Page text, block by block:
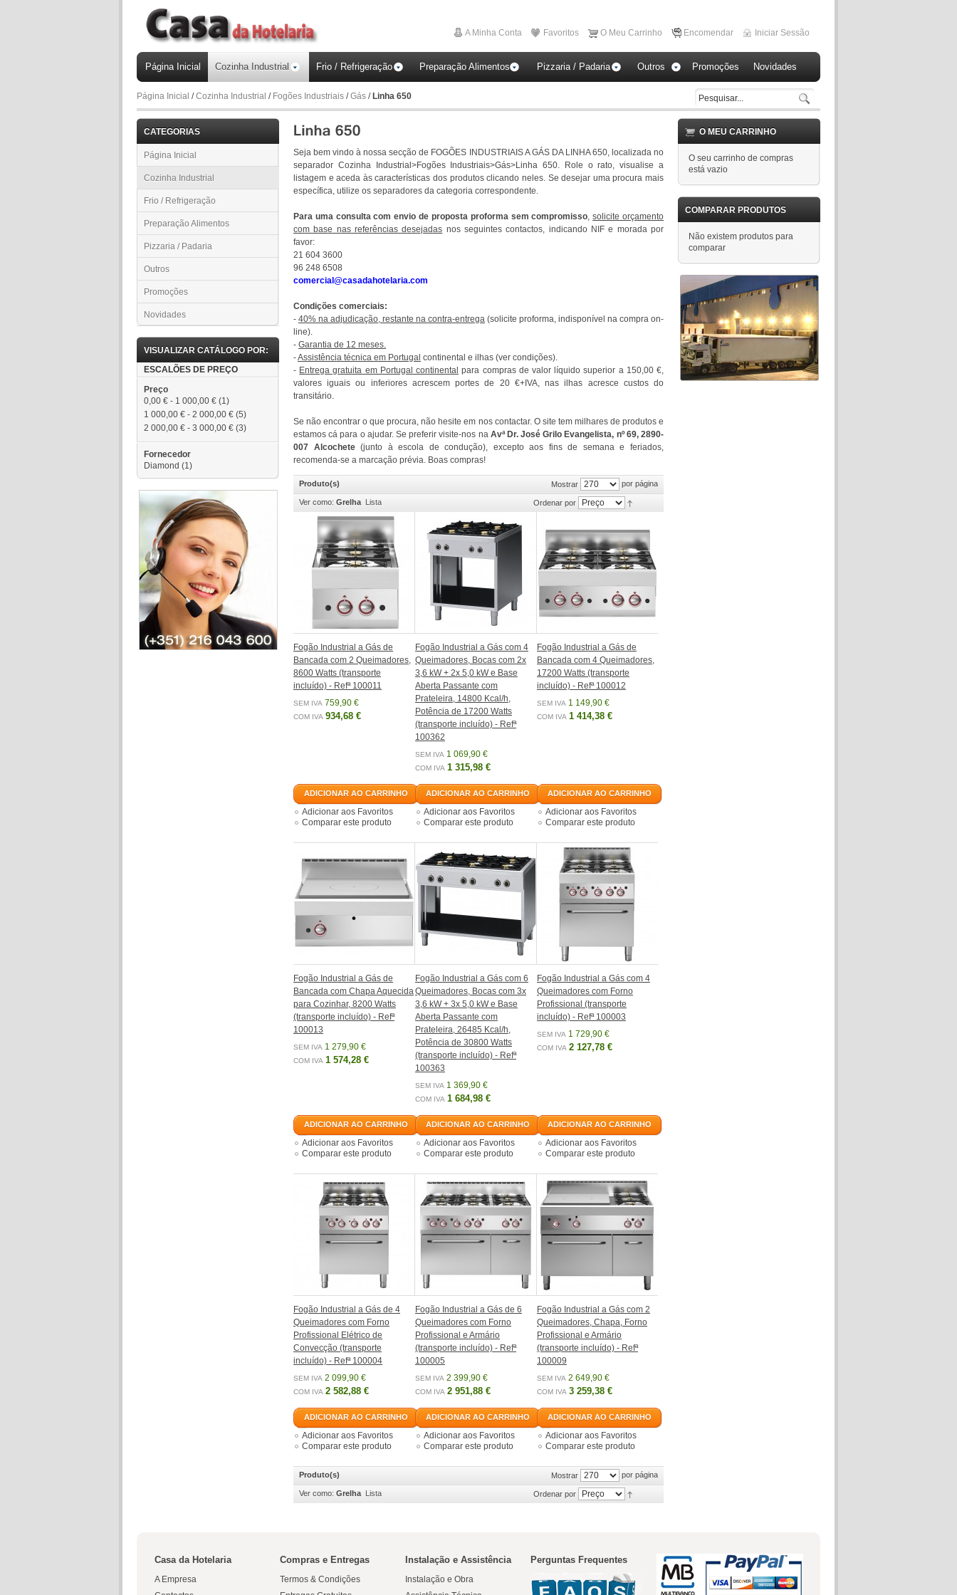
A Minha Conta Favoritos O Meu Carrinho Encomendar Iniciar Sessão
Página Inicial Cozinha Industrial Frio / Refrigeração Preparação Alimentos Pizzaria / Padaria Outros Promoções Novidades
Página Inicial /Cozinha Industrial / Fogões Industriais /Gás / Linha 650
CATEGORIAS
Página Inicial
Cozinha Industrial
Frio / Refrigeração
Preparação Alimentos
Pizzaria / Padaria
Outros
Promoções
Novidades
VISUALIZAR CATÁLOGO POR:
ESCALÕES DE PREÇO
Preço
0,00 € - 1 000,00 € (1)
1 000,00 € - 2 000,00 € (5)
2 000,00 € - 3 000,00 € (3)
Fornecedor
Diamond (1)
Seja bem vindo à nossa secção de FOGÕES INDUSTRIAIS A GÁS DA LINHA 650, localizada no
separador Cozinha Industrial>Fogões Industriais>Gás>Linha 650. Role o rato, visualise a
listagem e aceda às características dos produtos clicando neles. Se desejar uma procura mais
específica, utilize os separadores da categoria correspondente.
Para uma consulta com envio de proposta proforma sem compromisso,solicite orçamento
com base nas referências desejadas nos seguintes contactos, indicando NIF e morada por
favor:
21 604 3600
96 248 6508
comercial@casadahotelaria.com
Condições comerciais:
- 40% na adjudicação, restante na contra-entrega (solicite proforma, indisponível na compra on-
line).
- Garantia de 12 meses.
-Assistência técnica em Portugal continental e ilhas (ver condições).
- Entrega gratuita em Portugal continental para compras de valor líquido superior a 150,00 €,
valores iguais ou inferiores acrescem portes de 20 €+IVA, nas ilhas acresce custos do
transitário.
Se não encontrar o que procura, não hesite em nos contactar. O site tem milhares de produtos e
estamos cá para o ajudar. Se preferir visite-nos na Avª Dr. José Grilo Evangelista, nº 69, 2890-
007 Alcochete(junto à escola de condução), excepto aos fins de semana e feriados,
recomenda-se a marcação prévia. Boas compras!
Produto(s) Mostrar por página
Ver como: Grelha Lista Ordenar por
Fogão Industrial a Gás de
Bancada com 2 Queimadores,
8600 Watts (transporte
incluído) - Refª 100011
SEM IVA 759,90 €
COM IVA 934,68 €
ADICIONAR AO CARRINHO
Adicionar aos Favoritos
Comparar este produto
Fogão Industrial a Gás com 4
Queimadores, Bocas com 2x
3,6 kW + 2x 5,0 kW e Base
Aberta Passante com
Prateleira, 14800 Kcal/h,
Potência de 17200 Watts
(transporte incluído) - Refª
100362
SEM IVA 1 069,90 €
COM IVA 1 315,98 €
ADICIONAR AO CARRINHO
Adicionar aos Favoritos
Comparar este produto
Fogão Industrial a Gás de
Bancada com 4 Queimadores,
17200 Watts (transporte
incluído) - Refª 100012
SEM IVA 1 149,90 €
COM IVA 1 414,38 €
ADICIONAR AO CARRINHO
Adicionar aos Favoritos
Comparar este produto
Fogão Industrial a Gás de
Bancada com Chapa Aquecida
para Cozinhar, 8200 Watts
(transporte incluído) - Refª
100013
SEM IVA 1 279,90 €
COM IVA 1 574,28 €
ADICIONAR AO CARRINHO
Adicionar aos Favoritos
Comparar este produto
Fogão Industrial a Gás com 6
Queimadores, Bocas com 3x
3,6 kW + 3x 5,0 kW e Base
Aberta Passante com
Prateleira, 26485 Kcal/h,
Potência de 30800 Watts
(transporte incluído) - Refª
100363
SEM IVA 1 369,90 €
COM IVA 1 684,98 €
ADICIONAR AO CARRINHO
Adicionar aos Favoritos
Comparar este produto
Fogão Industrial a Gás com 4
Queimadores com Forno
Profissional (transporte
incluído) - Refª 100003
SEM IVA 1 729,90 €
COM IVA 2 127,78 €
ADICIONAR AO CARRINHO
Adicionar aos Favoritos
Comparar este produto
Fogão Industrial a Gás de 4
Queimadores com Forno
Profissional Elétrico de
Convecção (transporte
incluído) - Refª 100004
SEM IVA 2 099,90 €
COM IVA 2 582,88 €
ADICIONAR AO CARRINHO
Adicionar aos Favoritos
Comparar este produto
Fogão Industrial a Gás de 6
Queimadores com Forno
Profissional e Armário
(transporte incluído) - Refª
100005
SEM IVA 2 399,90 €
COM IVA 2 951,88 €
ADICIONAR AO CARRINHO
Adicionar aos Favoritos
Comparar este produto
Fogão Industrial a Gás com 2
Queimadores, Chapa, Forno
Profissional e Armário
(transporte incluído) - Refª
100009
SEM IVA 2 649,90 €
COM IVA 3 259,38 €
ADICIONAR AO CARRINHO
Adicionar aos Favoritos
Comparar este produto
Produto(s) Mostrar por página
Ver como: Grelha Lista Ordenar por
O MEU CARRINHO
O seu carrinho de compras
está vazio
COMPARAR PRODUTOS
Não existem produtos para
comparar
Casa da Hotelaria
A Empresa
Compras e Entregas
Termos & Condições
Instalação e Assistência
Instalação e Obra
Perguntas Frequentes